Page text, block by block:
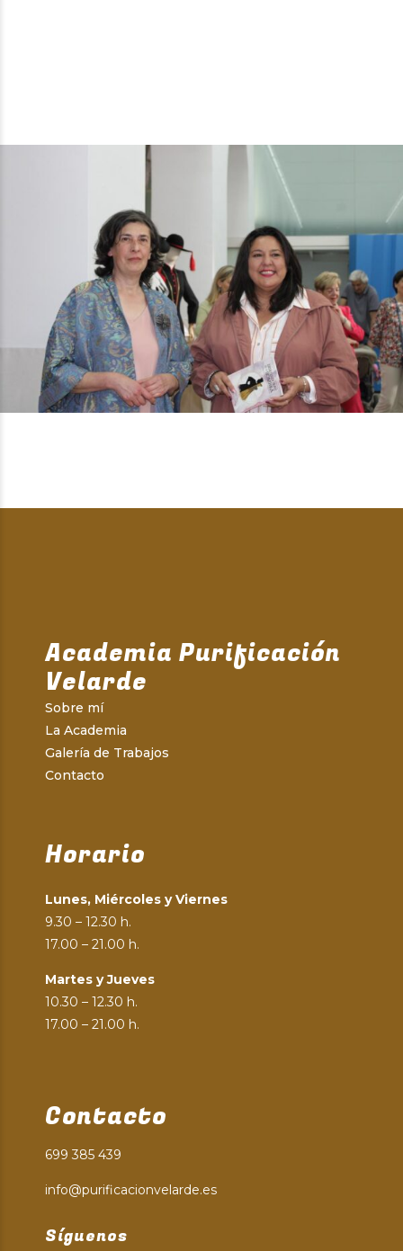
Academia Purificación
Velarde
Sobre mí
La Academia
Galería de Trabajos
Contacto
Horario
Lunes, Miércoles y Viernes
9.30 – 12.30 h.
17.00 – 21.00 h.
Martes y Jueves
10.30 – 12.30 h.
17.00 – 21.00 h.
Contacto
699 385 439
info@purificacionvelarde.es
Síguenos